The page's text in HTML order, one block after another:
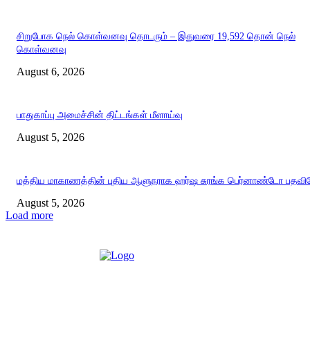
சிறுபோக நெல் கொள்வனவு தொடரும் – இதுவரை 19,592 தொன் நெல்
கொள்வனவு
August 6, 2026
பாதுகாப்பு அமைச்சின் திட்டங்கள் மீளாய்வு
August 5, 2026
மத்திய மாகாணத்தின் புதிய ஆளுநராக ஹர்ஷ சுரங்க பெர்னாண்டோ
August 5, 2026
Load more